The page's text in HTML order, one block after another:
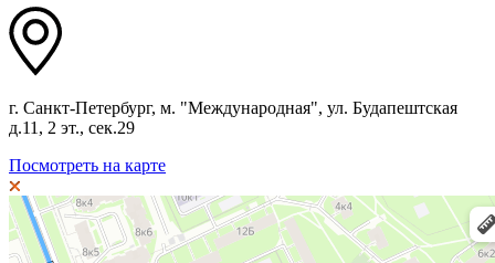
г. Санкт-Петербург, м. "Международная", ул. Будапештская
д.11, 2 эт., сек.29
Посмотреть на карте